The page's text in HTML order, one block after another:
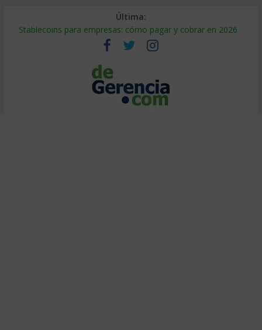
Última:
Stablecoins para empresas: cómo pagar y cobrar en 2026
Despido silencioso: qué es y por qué sale tan caro
IA en selección de personal: cómo auditarla a tiempo
Trabajo forzoso en la cadena de suministro: qué hacer
Mercado hispano de EE. UU.: cómo segmentarlo y venderle